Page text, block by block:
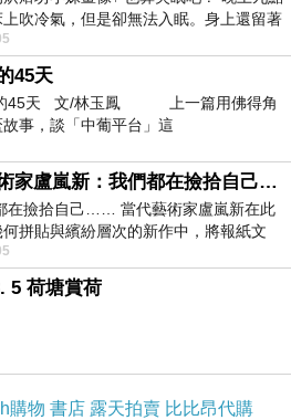
吹冷氣，但是卻無法入眠。身上還留著
六公里的疲
45天
45天 文/林玉鳳 上一篇用佛得角
事，談「中葡平台」這
當代藝術家盧嵐新：我們都在撿拾自己，將散落的情緒與碎片，拼回生命完整的輪廓
在撿拾自己…… 當代藝術家盧嵐新在此
拼貼與繽紛層次的新作中，將報紙文
紙與明亮顏料層層
5 荷塘賞荷
購物 書店 露天拍賣 比比昂代購